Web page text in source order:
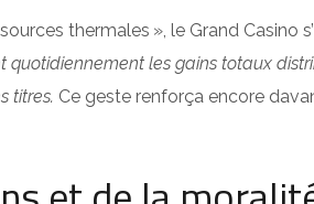
thermales », le Grand Casino
les gains totaux
titres. Ce geste renforça encore